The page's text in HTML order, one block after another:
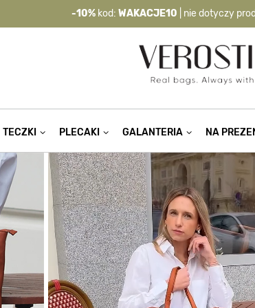
-10% kod: WAKACJE10 | nie dotyczy
TECZKI PLECAKI GALANTERIA NA